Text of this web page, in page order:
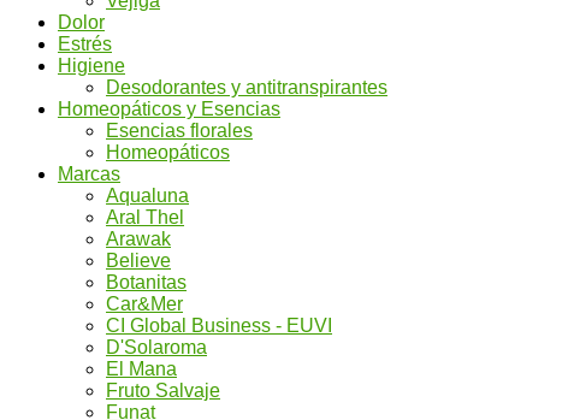
Dolor
Estrés
Higiene
Desodorantes y antitranspirantes
Homeopáticos y Esencias
Esencias florales
Homeopáticos
Marcas
Aqualuna
Aral Thel
Arawak
Believe
Botanitas
Car&Mer
CI Global Business - EUVI
D'Solaroma
El Mana
Fruto Salvaje
Funat